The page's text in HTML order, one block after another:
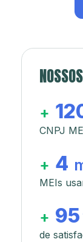
+
CNPJ
+ 4
MEIs
+ 95
de